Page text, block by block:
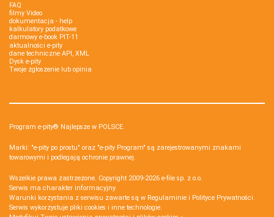
FAQ
filmy Video
dokumentacja - help
kalkulatory podatkowe
darmowy e-book PIT-11
aktualności e-pity
dane techniczne API, XML
Dysk e-pity
Twoje zgłoszenie lub opinia
Program e-pity® Najlepsze w POLSCE.
Marki: "e-pity po prostu" oraz "e-pity Program" są zarejestrowanymi znakami
towarowymi i podlegają ochronie prawnej.
Wszelkie prawa zastrzeżone. Copyright 2009-2026 e-file sp. z o.o.
Serwis ma charakter informacyjny.
Warunki korzystania z serwisu zawarte są w Regulaminie i Polityce Prywatności.
Serwis wykorzystuje pliki cookies i inne technologie.